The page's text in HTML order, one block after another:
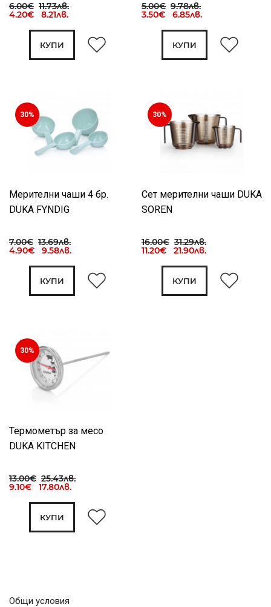
6.00€ 11.73лв.
4.20€ 8.21лв.
КУПИ
5.00€ 9.78лв.
3.50€ 6.85лв.
КУПИ
30%
Мерителни чаши 4 бр.
DUKA FYNDIG
7.00€ 13.69лв.
4.90€ 9.58лв.
КУПИ
30%
Сет мерителни чаши DUKA
SOREN
16.00€ 31.29лв.
11.20€ 21.90лв.
КУПИ
30%
Термометър за месо
DUKA KITCHEN
13.00€ 25.43лв.
9.10€ 17.80лв.
КУПИ
Общи условия